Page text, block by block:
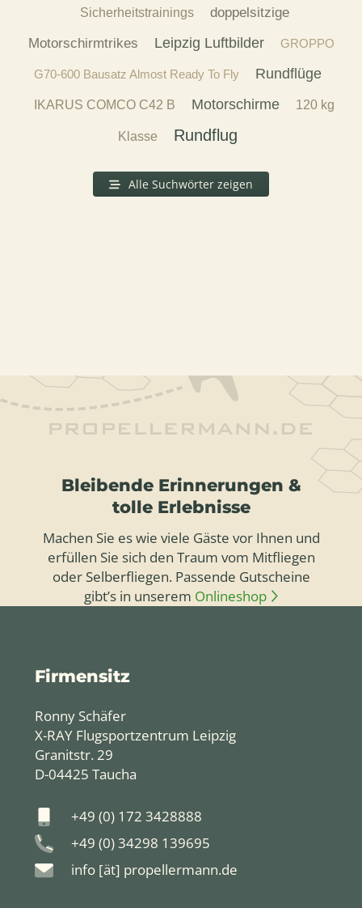
Sicherheitstrainings
doppelsitzige
Motorschirmtrikes
Leipzig Luftbilder GROPPO
G70-600 Bausatz Almost Ready To Fly Rundflüge
IKARUS COMCO C42 B Motorschirme 120 kg
Klasse Rundflug
Alle Suchwörter zeigen
Bleibende Erinnerungen &
tolle Erlebnisse
Machen Sie es wie viele Gäste vor Ihnen und
erfüllen Sie sich den Traum vom Mitfliegen
oder Selberfliegen. Passende Gutscheine
gibt’s in unserem Onlineshop
Firmensitz
Ronny Schäfer
X-RAY Flugsportzentrum Leipzig
Granitstr. 29
D-04425 Taucha
+49 (0) 172 3428888
+49 (0) 34298 139695
info [ät] propellermann.de